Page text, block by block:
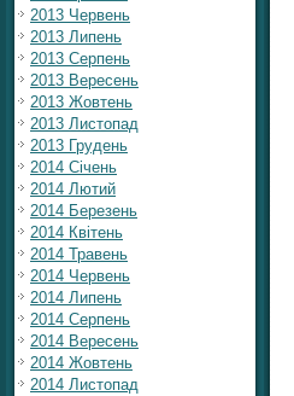
2013 Червень
2013 Липень
2013 Серпень
2013 Вересень
2013 Жовтень
2013 Листопад
2013 Грудень
2014 Січень
2014 Лютий
2014 Березень
2014 Квітень
2014 Травень
2014 Червень
2014 Липень
2014 Серпень
2014 Вересень
2014 Жовтень
2014 Листопад